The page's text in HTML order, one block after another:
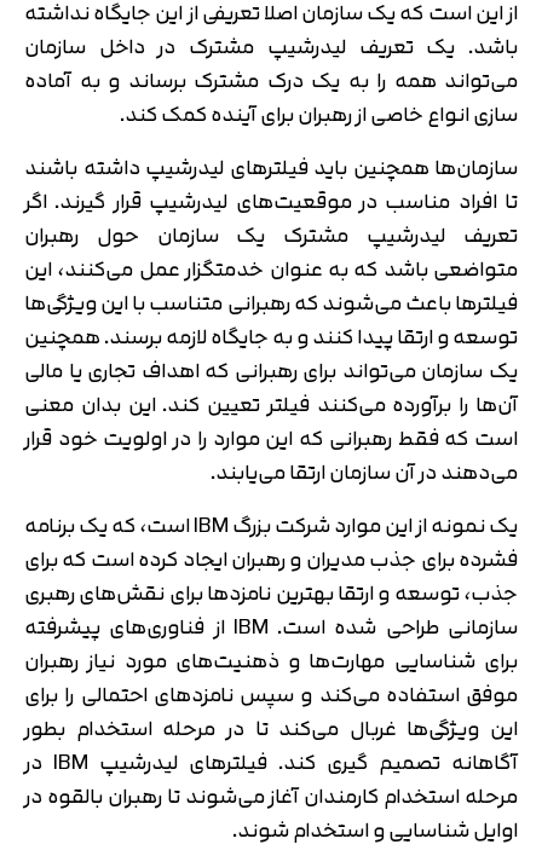
از این است که یک سازمان اصلا تعریفی از این جایگاه نداشته
باشد. یک تعریف لیدرشیپ مشترک در داخل سازمان
می‌تواند همه را به یک درک مشترک برساند و به آماده
سازی انواع خاصی از رهبران برای آینده کمک کند.
سازمان‌ها همچنین باید فیلترهای لیدرشیپ داشته باشند
تا افراد مناسب در موقعیت‌های لیدرشیپ قرار گیرند. اگر
تعریف لیدرشیپ مشترک یک سازمان حول رهبران
متواضعی باشد که به عنوان خدمتگزار عمل می‌کنند، این
فیلترها باعث می‌شوند که رهبرانی متناسب با این ویژگی‌ها
توسعه و ارتقا پیدا کنند و به جایگاه لازمه برسند. همچنین
یک سازمان می‌تواند برای رهبرانی که اهداف تجاری یا مالی
آن‌ها را برآورده می‌کنند فیلتر تعیین کند. این بدان معنی
است که فقط رهبرانی که این موارد را در اولویت خود قرار
می‌دهند در آن سازمان ارتقا می‌یابند.
یک نمونه از این موارد شرکت بزرگ IBM است، که یک برنامه
فشرده برای جذب مدیران و رهبران ایجاد کرده است که برای
جذب، توسعه و ارتقا بهترین نامزدها برای نقش‌های رهبری
سازمانی طراحی شده است. IBM از فناوری‌های پیشرفته
برای شناسایی مهارت‌ها و ذهنیت‌های مورد نیاز رهبران
موفق استفاده می‌کند و سپس نامزدهای احتمالی را برای
این ویژگی‌ها غربال می‌کند تا در مرحله استخدام بطور
آگاهانه تصمیم گیری کند. فیلترهای لیدرشیپ IBM در
مرحله استخدام کارمندان آغاز می‌شوند تا رهبران بالقوه در
اوایل شناسایی و استخدام شوند.